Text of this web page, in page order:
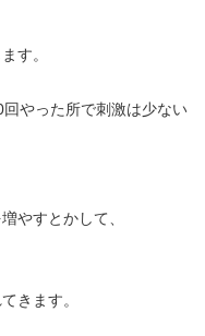
す。
やった所で刺激は少ない
やすとかして、
きます。